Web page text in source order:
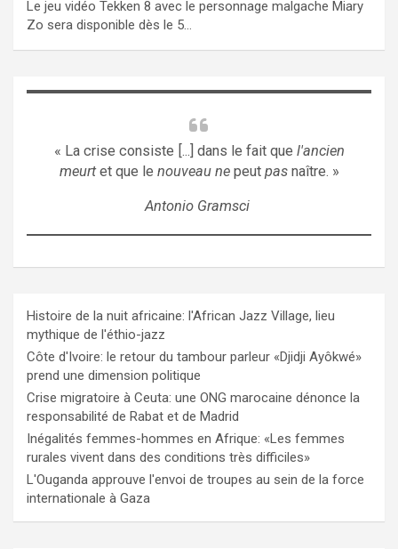
Le jeu vidéo Tekken 8 avec le personnage malgache Miary
Zo sera disponible dès le 5…
« La crise consiste [...] dans le fait que l'ancien
meurtet que le nouveau nepeut pasnaître. »
Antonio Gramsci
Histoire de la nuit africaine: l'African Jazz Village, lieu
mythique de l'éthio-jazz
Côte d'Ivoire: le retour du tambour parleur «Djidji Ayôkwé»
prend une dimension politique
Crise migratoire à Ceuta: une ONG marocaine dénonce la
responsabilité de Rabat et de Madrid
Inégalités femmes-hommes en Afrique: «Les femmes
rurales vivent dans des conditions très difficiles»
L'Ouganda approuve l'envoi de troupes au sein de la force
internationale à Gaza